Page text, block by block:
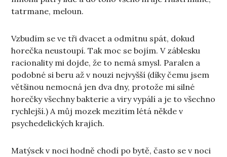
tatrmane, meloun.
Vzbudím se ve tři dvacet a odmítnu spát, dokud
horečka neustoupí. Tak moc se bojím. V záblesku
racionality mi dojde, že to nemá smysl. Paralen a
podobné si beru až v nouzi nejvyšší (díky čemu jsem
většinou nemocná jen dva dny, protože mi silné
horečky všechny bakterie a viry vypálí a je to všechno
rychlejší.) A můj mozek mezitím létá někde v
psychedelických krajích.
Matýsek v noci hodně chodí po bytě, často se v noci